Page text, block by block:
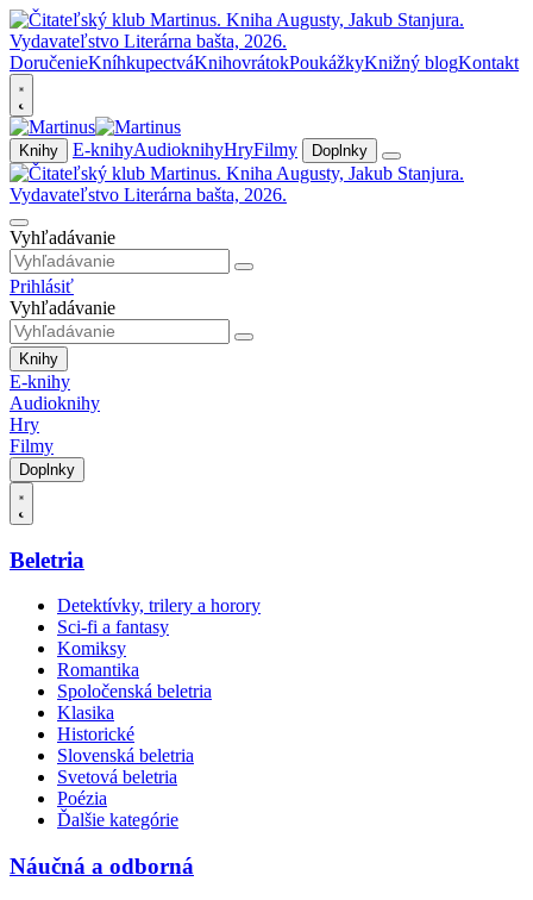
DoručenieKníhkupectváKnihovrátokPoukážkyKnižný blogKontakt
Knihy E-knihyAudioknihyHryFilmy Doplnky
Vyhľadávanie
Prihlásiť
Vyhľadávanie
Knihy
E-knihy
Audioknihy
Hry
Filmy
Doplnky
Beletria
Detektívky, trilery a horory
Sci-fi a fantasy
Komiksy
Romantika
Spoločenská beletria
Klasika
Historické
Slovenská beletria
Svetová beletria
Poézia
Ďalšie kategórie
Náučná a odborná